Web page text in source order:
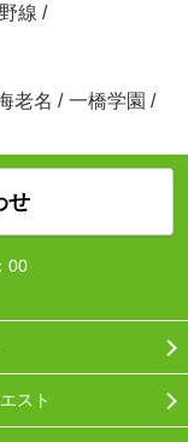
線 /
老名 / 一橋学園 /
せ
00
スト